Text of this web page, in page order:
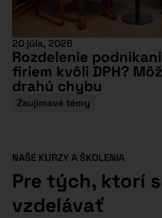
20 júla, 2026
Rozdelenie
firiem kvôli DPH?
drahú chybu
Zaujímavé témy
NAŠE KURZY A ŠKOLENIA
Pre tých, ktorí
vzdelávať